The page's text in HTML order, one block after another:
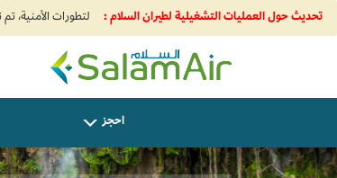
تحديث حول العمليات التشغيلية لطيران السلام :
SalamAir
احجز